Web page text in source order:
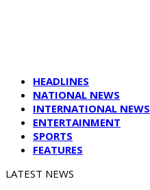
HEADLINES
NATIONAL NEWS
INTERNATIONAL NEWS
ENTERTAINMENT
SPORTS
FEATURES
LATEST NEWS